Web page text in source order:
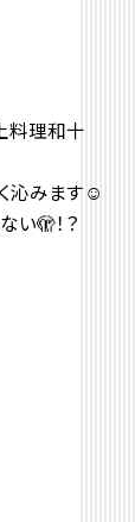
料理和十
沁みます☺️
い🫣！？